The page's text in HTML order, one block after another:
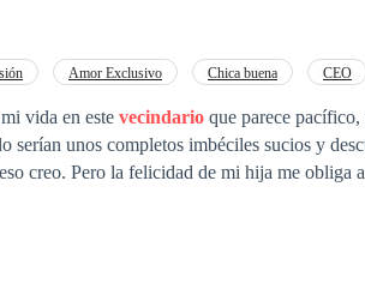
una historia de amor peligrosa, pasión
a la vez, atrapada por el deseo.
Amor Exclusivo Chica buena CEO
vida en este vecindario que parece
serían unos completos imbéciles sucios y
creo. Pero la felicidad de mi hija me obliga
-Advertencia! Está historia tiene contenido